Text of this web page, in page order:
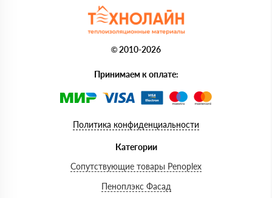
© 2010-2026
Принимаем к оплате:
Политика конфиденциальности
Категории
Сопутствующие товары Penoplex
Пеноплэкс Фасад